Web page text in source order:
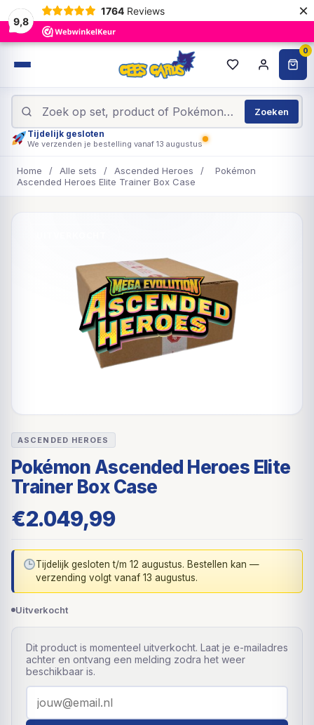
9,8
1764 Reviews ×
0
Zoeken
Tijdelijk gesloten
We verzenden je bestelling vanaf 13 augustus
Home / Alle sets / Ascended Heroes /
Pokémon
Ascended Heroes Elite Trainer Box Case
ASCENDED HEROES
Pokémon Ascended Heroes Elite
Trainer Box Case
€2.049,99
Tijdelijk gesloten t/m 12 augustus. Bestellen kan —
verzending volgt vanaf 13 augustus.
Uitverkocht
Dit product is momenteel uitverkocht. Laat je e-mailadres
achter en ontvang een melding zodra het weer
beschikbaar is.